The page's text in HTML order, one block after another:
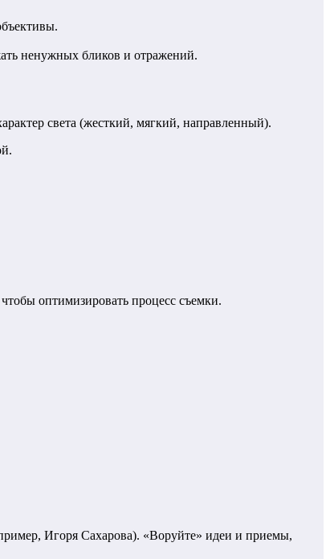
ненужных бликов и отражений.
света (жесткий, мягкий, направленный).
оптимизировать процесс съемки.
Игоря Сахарова). «Воруйте» идеи и приемы,